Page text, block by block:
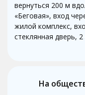
вернуться 200 м
«Беговая», вход
жилой комплекс,
стеклянная дверь,
На